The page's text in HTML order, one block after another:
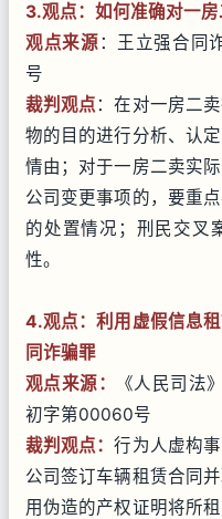
3.观点： 如何准确对一
观点来源：王立强合同
号
裁判观点：在对一房二
物的目的进行分析、认
情由；对于一房二卖实
公司变更事项的，要重
的处置情况；刑民交叉
性。
4.观点：利用虚假信息
同诈骗罪
观点来源：
《人民司法
初字第00060号
裁判观点：行为人虚构
公司签订车辆租赁合同
用伪造的产权证明将所